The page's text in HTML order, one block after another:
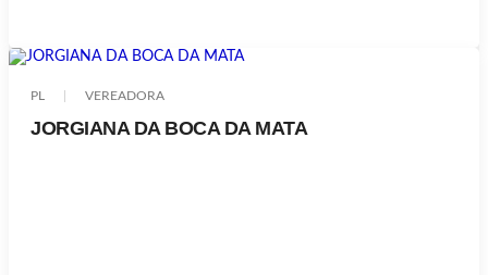
PL VEREADORA
JORGIANA DA BOCA DA MATA